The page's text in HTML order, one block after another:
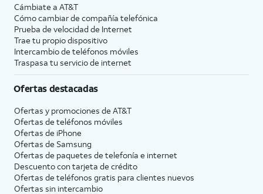
Cámbiate a AT&T
Cómo cambiar de compañía telefónica
Prueba de velocidad de Internet
Trae tu propio dispositivo
Intercambio de teléfonos móviles
Traspasa tu servicio de internet
Ofertas destacadas
Ofertas y promociones de AT&T
Ofertas de teléfonos móviles
Ofertas de iPhone
Ofertas de Samsung
Ofertas de paquetes de telefonía e internet
Descuento con tarjeta de crédito
Ofertas de teléfonos gratis para clientes nuevos
Ofertas sin intercambio